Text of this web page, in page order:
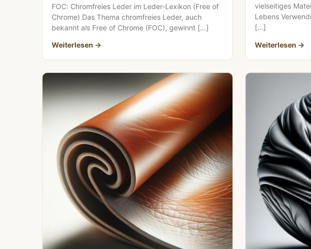
FOC: Chromfreies Leder im Leder-Lexikon (Free of
Chrome) Das Thema chromfreies Leder, auch
bekannt als Free of Chrome (FOC), gewinnt […]
Weiterlesen →
vielseitiges
Lebens
[…]
Weiterlesen →